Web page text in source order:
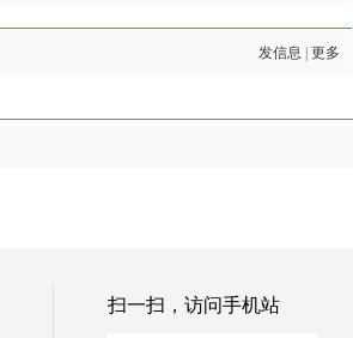
发信息 更多
扫一扫，访问手机站